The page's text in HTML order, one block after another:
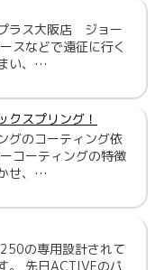
ラス大阪店 ジョー
スなどで遠征に行く
い、…
スプリング！
グのコーティング依
コーティングの特徴
せ、…
の専用設計されて
。 先日ACTIVEのパ